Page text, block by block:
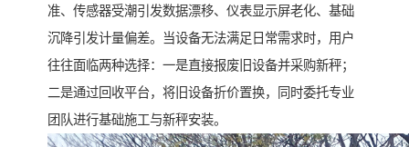
准、传感器受潮引发数据漂移、仪表显示屏老化、基础
沉降引发计量偏差。当设备无法满足日常需求时，用户
往往面临两种选择：一是直接报废旧设备并采购新秤；
二是通过回收平台，将旧设备折价置换，同时委托专业
团队进行基础施工与新秤安装。